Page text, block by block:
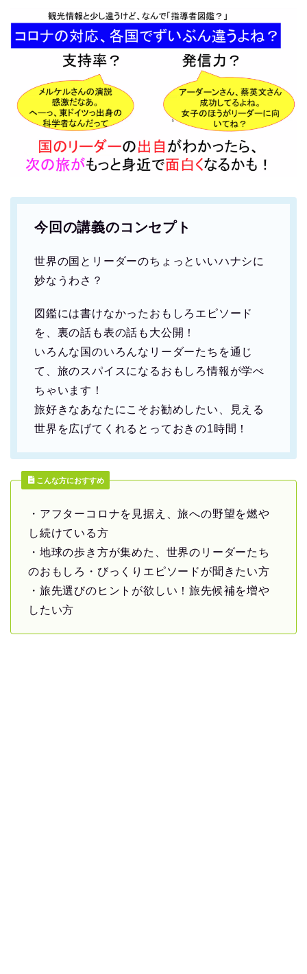
今回の講義のコンセプト
世界の国とリーダーのちょっといいハナシに
妙なうわさ？
図鑑には書けなかったおもしろエピソード
を、裏の話も表の話も大公開！
いろんな国のいろんなリーダーたちを通じ
て、旅のスパイスになるおもしろ情報が学べ
ちゃいます！
旅好きなあなたにこそお勧めしたい、見える
世界を広げてくれるとっておきの1時間！
こんな方におすすめ
・アフターコロナを見据え、旅への野望を燃や
し続けている方
・地球の歩き方が集めた、世界のリーダーたち
のおもしろ・びっくりエピソードが聞きたい方
・旅先選びのヒントが欲しい！旅先候補を増や
したい方